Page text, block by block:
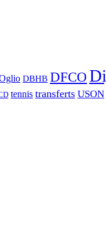
DBHB DFCO
tennis transferts USON